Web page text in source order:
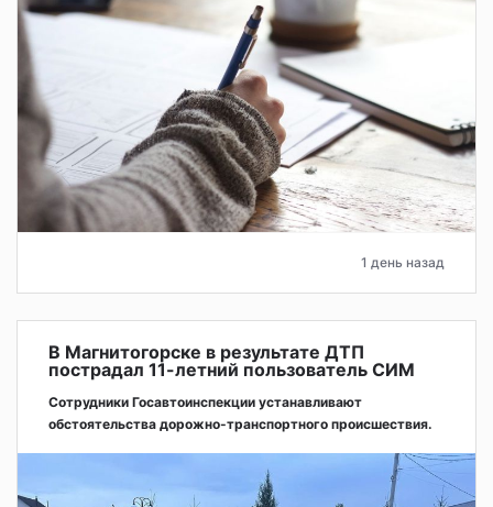
1 день назад
В Магнитогорске в результате ДТП
пострадал 11-летний пользователь СИМ
Сотрудники Госавтоинспекции устанавливают
обстоятельства дорожно-транспортного происшествия.